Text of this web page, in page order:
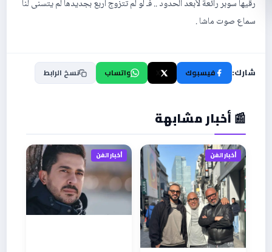
رقيها سوبر رائعة لأبعد الحدود .. فـ لو لم تتزوج أربع بجديدها لم يتسنى لنا
سماع صوت ماشا .
شارك: فيسبوك واتساب نسخ الرابط
📰 أخبار مشابهة
أخبار الفن أخبار الفن